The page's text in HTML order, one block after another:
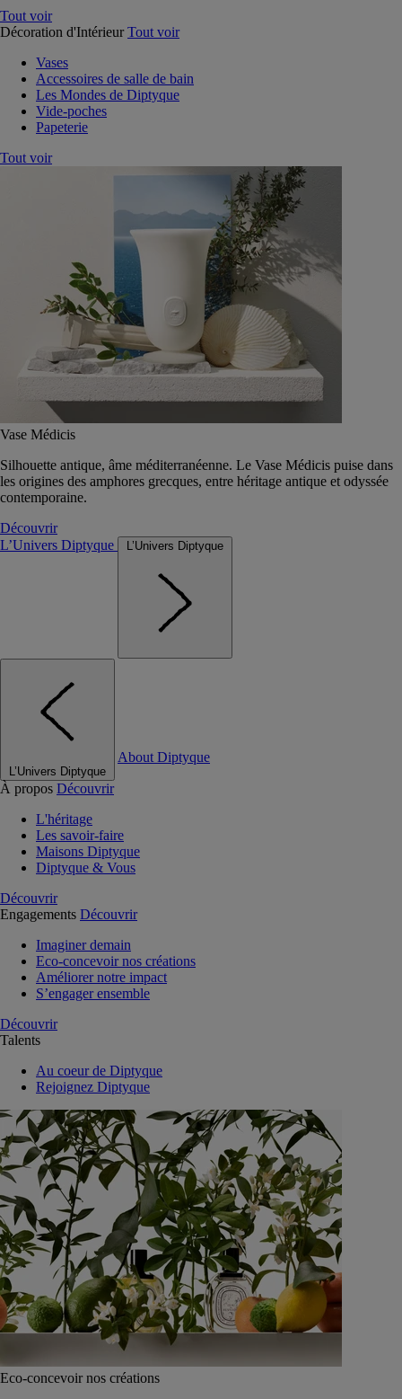
Tout voir
Décoration d'Intérieur Tout voir
Vases
Accessoires de salle de bain
Les Mondes de Diptyque
Vide-poches
Papeterie
Tout voir
Vase Médicis
Silhouette antique, âme méditerranéenne. Le Vase Médicis puise dans
les origines des amphores grecques, entre héritage antique et odyssée
contemporaine.
Découvrir
L’Univers Diptyque
L’Univers Diptyque
L’Univers Diptyque
About Diptyque
À propos Découvrir
L'héritage
Les savoir-faire
Maisons Diptyque
Diptyque & Vous
Découvrir
Engagements Découvrir
Imaginer demain
Eco-concevoir nos créations
Améliorer notre impact
S’engager ensemble
Découvrir
Talents
Au coeur de Diptyque
Rejoignez Diptyque
Eco-concevoir nos créations